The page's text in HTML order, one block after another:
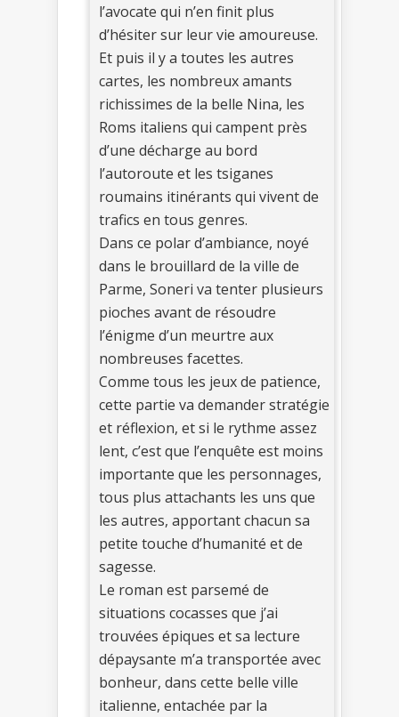
l’avocate qui n’en finit plus
d’hésiter sur leur vie amoureuse.
Et puis il y a toutes les autres
cartes, les nombreux amants
richissimes de la belle Nina, les
Roms italiens qui campent près
d’une décharge au bord
l’autoroute et les tsiganes
roumains itinérants qui vivent de
trafics en tous genres.
Dans ce polar d’ambiance, noyé
dans le brouillard de la ville de
Parme, Soneri va tenter plusieurs
pioches avant de résoudre
l’énigme d’un meurtre aux
nombreuses facettes.
Comme tous les jeux de patience,
cette partie va demander stratégie
et réflexion, et si le rythme assez
lent, c’est que l’enquête est moins
importante que les personnages,
tous plus attachants les uns que
les autres, apportant chacun sa
petite touche d’humanité et de
sagesse.
Le roman est parsemé de
situations cocasses que j’ai
trouvées épiques et sa lecture
dépaysante m’a transportée avec
bonheur, dans cette belle ville
italienne, entachée par la